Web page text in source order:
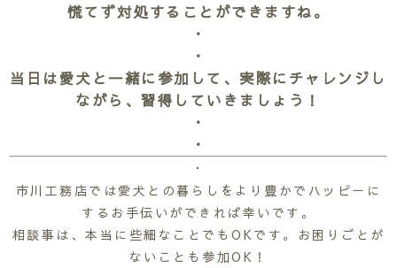
慌てず対処することができますね。
・
・
当日は愛犬と一緒に参加して、実際にチャレンジし
ながら、習得していきましょう！
・
・
・
市川工務店では愛犬との暮らしをより豊かでハッピーに
するお手伝いができれば幸いです。
相談事は、本当に些細なことでもOKです。お困りごとが
ないことも参加OK！